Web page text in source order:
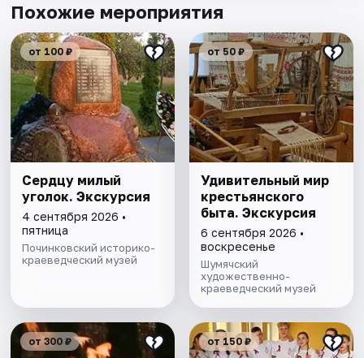
Похожие мероприятия
от 100 ₽
Сердцу милый
уголок. Экскурсия
4 сентября 2026 •
пятница
Починковский историко-
краеведческий музей
от 50 ₽
Удивительный мир
крестьянского
быта. Экскурсия
6 сентября 2026 •
воскресенье
Шумячский
художественно-
краеведческий музей
от 300 ₽ от 150 ₽